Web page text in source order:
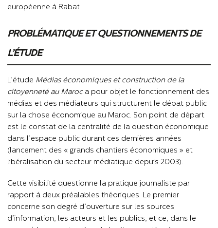
européenne à Rabat.
PROBLÉMATIQUE ET QUESTIONNEMENTS DE
L’ÉTUDE
L’étude Médias économiques et construction de la
citoyenneté au Maroca pour objet le fonctionnement des
médias et des médiateurs qui structurent le débat public
sur la chose économique au Maroc. Son point de départ
est le constat de la centralité de la question économique
dans l’espace public durant ces dernières années
(lancement des « grands chantiers économiques » et
libéralisation du secteur médiatique depuis 2003).
Cette visibilité questionne la pratique journaliste par
rapport à deux préalables théoriques. Le premier
concerne son degré d’ouverture sur les sources
d’information, les acteurs et les publics, et ce, dans le